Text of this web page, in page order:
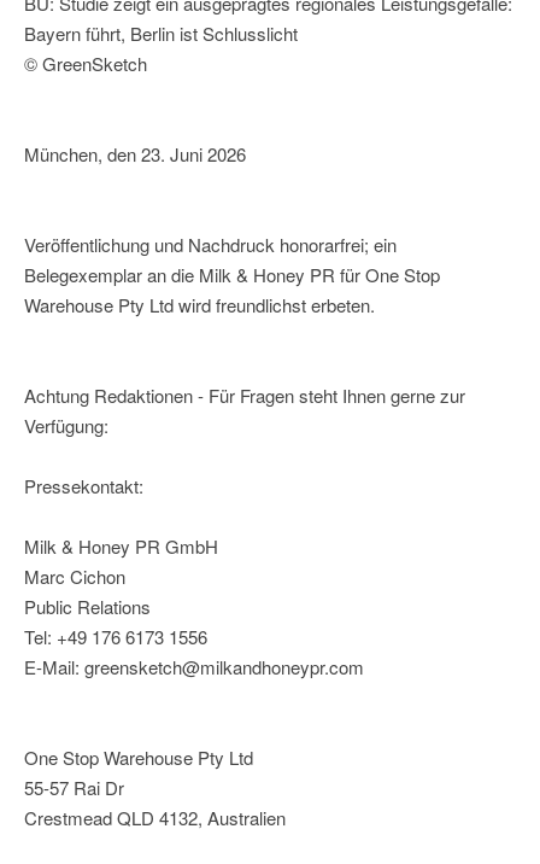
Bayern führt, Berlin ist Schlusslicht
© GreenSketch
München, den 23. Juni 2026
Veröffentlichung und Nachdruck honorarfrei; ein
Belegexemplar an die Milk & Honey PR für One Stop
Warehouse Pty Ltd wird freundlichst erbeten.
Achtung Redaktionen - Für Fragen steht Ihnen gerne zur
Verfügung:
Pressekontakt:
Milk & Honey PR GmbH
Marc Cichon
Public Relations
Tel: +49 176 6173 1556
E-Mail: greensketch@milkandhoneypr.com
One Stop Warehouse Pty Ltd
55-57 Rai Dr
Crestmead QLD 4132, Australien